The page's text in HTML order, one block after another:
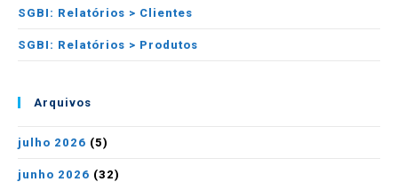
SGBI: Relatórios > Clientes
SGBI: Relatórios > Produtos
Arquivos
julho 2026 (5)
junho 2026 (32)